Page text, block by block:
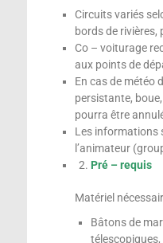
Circuits variés
bords de rivières,
Co – voiturage
aux points de
En cas de météo
persistante,
pourra être
Les informations
l’animateur
Pré – requis
Matériel
Bâtons de